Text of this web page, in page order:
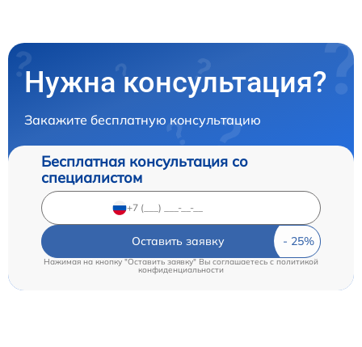
Нужна консультация?
Закажите бесплатную консультацию
Бесплатная консультация со
специалистом
Оставить заявку
Нажимая на кнопку "Оставить заявку" Вы соглашаетесь cполитикой
конфиденциальности